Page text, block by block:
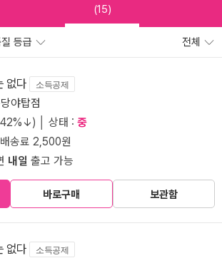
(15)
등급 전체
없다 소득공제
야탑점
│ 상태 : 중
송료 2,500원
내일 출고 가능
바로구매 보관함
없다 소득공제